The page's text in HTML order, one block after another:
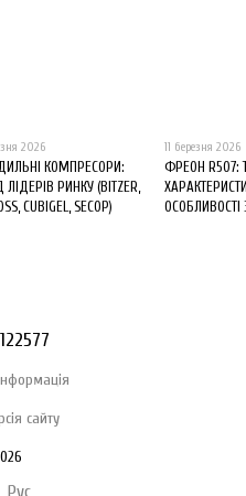
2026
КОМПРЕСОРИ:
РИНКУ (BITZER,
CUBIGEL, SECOP)
11 березня 2026
ФРЕОН R507:
сайту
Рус